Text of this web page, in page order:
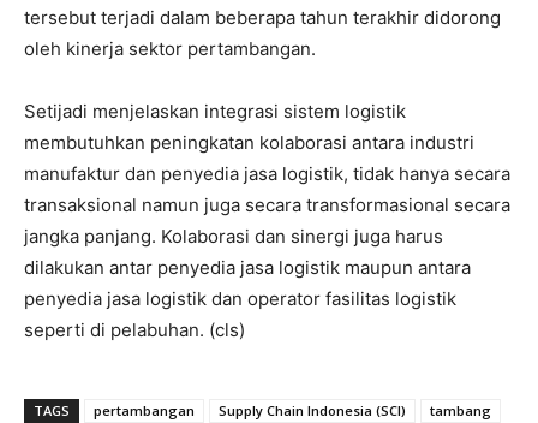
tersebut terjadi dalam beberapa tahun terakhir didorong
oleh kinerja sektor pertambangan.
Setijadi menjelaskan integrasi sistem logistik
membutuhkan peningkatan kolaborasi antara industri
manufaktur dan penyedia jasa logistik, tidak hanya secara
transaksional namun juga secara transformasional secara
jangka panjang. Kolaborasi dan sinergi juga harus
dilakukan antar penyedia jasa logistik maupun antara
penyedia jasa logistik dan operator fasilitas logistik
seperti di pelabuhan. (cls)
TAGS pertambangan Supply Chain Indonesia (SCI) tambang